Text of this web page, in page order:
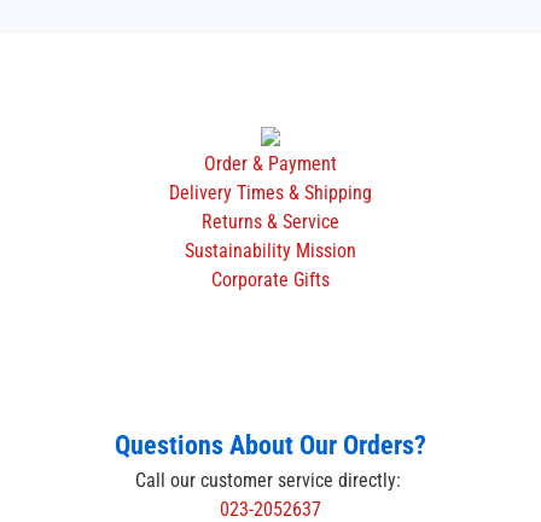
Order & Payment
Delivery Times & Shipping
Returns & Service
Sustainability Mission
Corporate Gifts
Questions About Our Orders?
Call our customer service directly:
023-2052637